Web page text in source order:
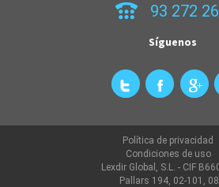
93 272
Síguenos
Política de privacidad
Condiciones de uso
Lexdir Global, S.L. - CIF
Pallars 194, 02-101,